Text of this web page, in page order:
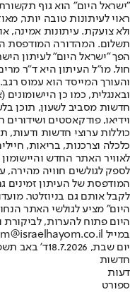
"ישראל היום" הוא גוף
ראוי לעיתונות טובה יותר,
ולא צועקת. עיתונות אמינה,
הפך "ישראל היום" לעיתון
חול. מו"ל העיתון היא ד"ר
והעורך המייסד הוא עמוס
חדשות מסביב לשעון, תוכן
וידיאו, פודקאסטים
כוללות ערוצי חדשות ודעות,
לאוויר האתר החדש
לספק לגולשים חוויה מהירה,
המודפסת של העיתון זמינים
לקבל אותם גם בניוזלטר.
היום" מציע לגולשי האתר
היום פתוח להערות, לביקורת
במייל hayom@israelhayom.co.il.
יום שבת, 18.7.2026
ד' באב
חדשות
דעות
ספורט